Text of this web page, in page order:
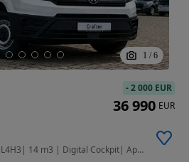
1 / 6
1968 cm3 • 140 CP • Crafter L4H3| 14 m3 | Digital Cockpit| Apple CarPlay| Android Auto
-2 000 EUR
36 990 EUR